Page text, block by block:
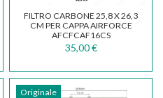
FILTRO CARBONE 25,8 X 26,3
CM PER CAPPA AIRFORCE
AFCFCAF16CS
35,00 €
Originale